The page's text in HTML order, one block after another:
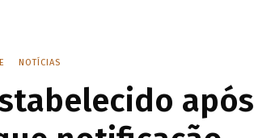
NOTÍCIAS
após